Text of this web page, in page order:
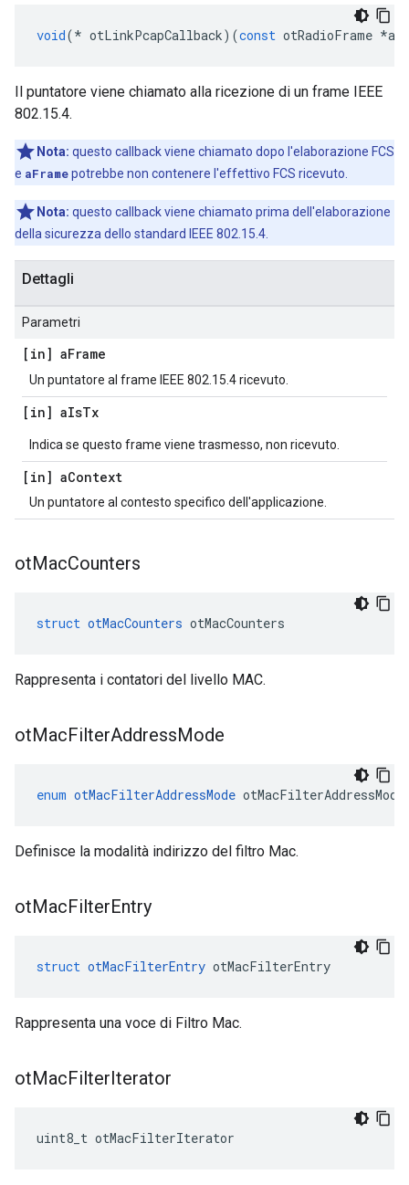
void(* otLinkPcapCallback)(const otRadioFrame *
Il puntatore viene chiamato alla ricezione di un frame IEEE
802.15.4.
Nota: questo callback viene chiamato dopo l'elaborazione FCS
e aFramepotrebbe non contenere l'effettivo FCS ricevuto.
Nota: questo callback viene chiamato prima dell'elaborazione
della sicurezza dello standard IEEE 802.15.4.
Dettagli
Parametri
[in] aFrame
Un puntatore al frame IEEE 802.15.4 ricevuto.
[in] aIsTx
Indica se questo frame viene trasmesso, non ricevuto.
[in] aContext
Un puntatore al contesto specifico dell'applicazione.
otMacCounters
struct otMacCounters otMacCounters
Rappresenta i contatori del livello MAC.
otMacFilterAddressMode
enum otMacFilterAddressMode otMacFilterAddressMode
Definisce la modalità indirizzo del filtro Mac.
otMacFilterEntry
struct otMacFilterEntry otMacFilterEntry
Rappresenta una voce di Filtro Mac.
otMacFilterIterator
uint8_t otMacFilterIterator